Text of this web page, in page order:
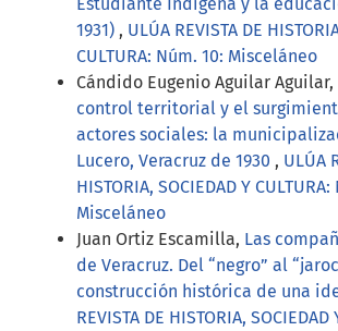
1931) , ULÚA REVISTA DE
CULTURA: Núm. 10: Misceláneo
Cándido Eugenio Aguilar Aguilar,
control territorial y el
actores sociales: la
Lucero, Veracruz de 1930 , ULÚA
HISTORIA, SOCIEDAD Y
Misceláneo
Juan Ortiz Escamilla, Las
de Veracruz. Del “negro” al
construcción histórica de una
REVISTA DE HISTORIA, SOCIEDAD